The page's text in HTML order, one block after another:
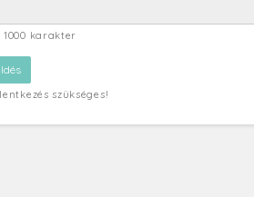
1000 karakter
szükséges!